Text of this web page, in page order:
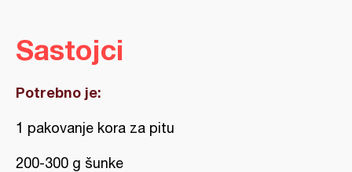
Sastojci
Potrebno je:
1 pakovanje kora za pitu
200-300 g šunke